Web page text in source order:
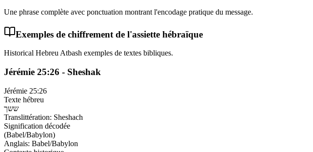
Une phrase complète avec ponctuation montrant l'encodage pratique du message.
Exemples de chiffrement de l'assiette hébraïque
Historical Hebreu Atbash exemples de textes bibliques.
Jérémie 25:26 - Sheshak
Jérémie 25:26
Texte hébreu
ששך
Translittération: Sheshach
Signification décodée
(Babel/Babylon)
Anglais: Babel/Babylon